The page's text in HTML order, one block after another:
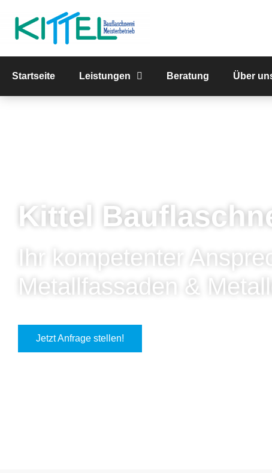
Startseite Leistungen Beratung Über
Kittel
Ihr kompetenter
Metallfassaden &
Jetzt Anfrage stellen!